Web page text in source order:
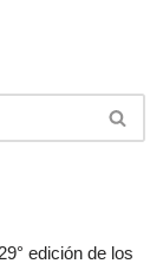
edición de los